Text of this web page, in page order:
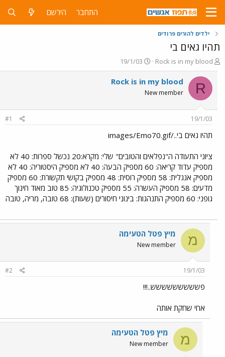
התחבר הירשם
ילדים להורים פרודים
תהיו גאים בי
פ
ו
ת
ח
ה
ש
א
Rock is in my blood
פ
ו
ר
ר
19/1/03
R
Rock is in my blood
New member
19/1/03
#1
תהיו גאים בי../images/Emo70.gif
ציוני התעודה ה"נפלאים והטובים" שלי: מקרא:20 נכשל ספרות: 40 לא
מספיק עדוד קריאה: 60 מספיק הבעה: 40 לא מספיק היסטוריה: 40 לא
מספיק אנגלית: 58 מספיק רוסית: 48 מספיק בקושי תקשורת: 60 מספיק
מדעים: 58 מספיק העשרה: 55 מספיק טכנולוגיה: 85 טוב מאוד חינוך
גופני: 60 מספיק התנהגות: בינוני חיסורים (שעות): 68 טובה, מריה, טובה
מ מיץ פטל הטעימה
New member
19/1/03
#2
פששששששששש..!!!
אחי שחקת אותה
מ מיץ פטל הטעימה
New member